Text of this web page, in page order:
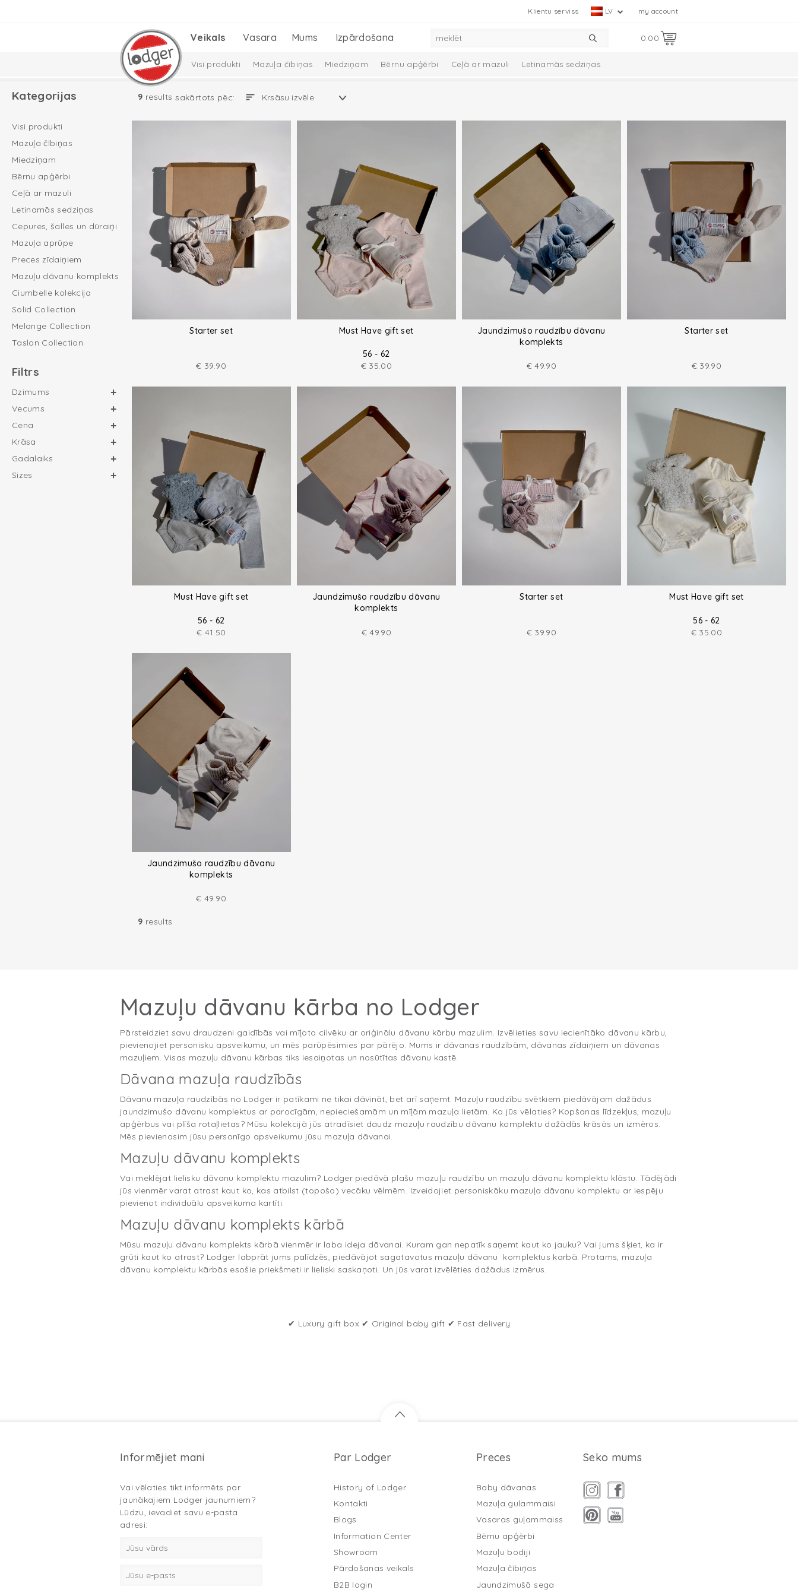
my account
LV
Klientu serviss
0.00
Veikals Vasara Mums Izpārdošana
Visi produkti Mazuļa čībiņas Miedziņam Bērnu apģērbi Ceļā ar mazuli Letinamās sedziņas
Kategorijas
Visi produkti
Mazuļa čībiņas
Miedziņam
Bērnu apģērbi
Ceļā ar mazuli
Letinamās sedziņas
Cepures, šalles un dūraiņi
Mazuļa aprūpe
Preces zīdaiņiem
Mazuļu dāvanu komplekts
Ciumbelle kolekcija
Solid Collection
Melange Collection
Taslon Collection
Filtrs
Dzimums
Vecums
Cena
Krāsa
Gadalaiks
Sizes
9 results sakārtots pēc:
Starter set
€ 39.90
Must Have gift set
56 - 62
€ 35.00
Jaundzimušo raudzību dāvanu
komplekts
€ 49.90
Starter set
€ 39.90
Must Have gift set
56 - 62
€ 41.50
Jaundzimušo raudzību dāvanu
komplekts
€ 49.90
Starter set
€ 39.90
Must Have gift set
56 - 62
€ 35.00
Jaundzimušo raudzību dāvanu
komplekts
€ 49.90
9 results
Mazuļu dāvanu kārba no Lodger
Pārsteidziet savu draudzeni gaidībās vai mīļoto cilvēku ar oriģinālu dāvanu kārbu mazulim. Izvēlieties savu iecienītāko dāvanu kārbu,
pievienojiet personisku apsveikumu, un mēs parūpēsimies par pārējo. Mums ir dāvanas raudzībām, dāvanas zīdaiņiem un dāvanas
mazuļiem. Visas mazuļu dāvanu kārbas tiks iesaiņotas un nosūtītas dāvanu kastē.
Dāvana mazuļa raudzībās
Dāvanu mazuļa raudzībās no Lodger ir patīkami ne tikai dāvināt, bet arī saņemt. Mazuļu raudzību svētkiem piedāvājam dažādus
jaundzimušo dāvanu komplektus ar parocīgām, nepieciešamām un mīļām mazuļa lietām. Ko jūs vēlaties? Kopšanas līdzekļus, mazuļu
apģērbus vai plīša rotaļlietas? Mūsu kolekcijā jūs atradīsiet daudz mazuļu raudzību dāvanu komplektu dažādās krāsās un izmēros.
Mēs pievienosim jūsu personīgo apsveikumu jūsu mazuļa dāvanai.
Mazuļu dāvanu komplekts
Vai meklējat lielisku dāvanu komplektu mazulim? Lodger piedāvā plašu mazuļu raudzību un mazuļu dāvanu komplektu klāstu. Tādējādi
jūs vienmēr varat atrast kaut ko, kas atbilst (topošo) vecāku vēlmēm. Izveidojiet personiskāku mazuļa dāvanu komplektu ar iespēju
pievienot individuālu apsveikuma kartīti.
Mazuļu dāvanu komplekts kārbā
Mūsu mazuļu dāvanu komplekts kārbā vienmēr ir laba ideja dāvanai. Kuram gan nepatīk saņemt kaut ko jauku? Vai jums šķiet, ka ir
grūti kaut ko atrast? Lodger labprāt jums palīdzēs, piedāvājot sagatavotus mazuļu dāvanu komplektus karbā. Protams, mazuļa
dāvanu komplektu kārbās esošie priekšmeti ir lieliski saskaņoti. Un jūs varat izvēlēties dažādus izmērus.
✔ Luxury gift box ✔ Original baby gift ✔ Fast delivery
Informējiet mani
Vai vēlaties tikt informēts par
jaunākajiem Lodger jaunumiem?
Lūdzu, ievadiet savu e-pasta
adresi:
Par Lodger
History of Lodger
Kontakti
Blogs
Information Center
Showroom
Pārdošanas veikals
B2B login
Preces
Baby dāvanas
Mazuļa gulammaisi
Vasaras guļammaiss
Bērnu apģērbi
Mazuļu bodiji
Mazuļa čībiņas
Jaundzimušā sega
Seko mums